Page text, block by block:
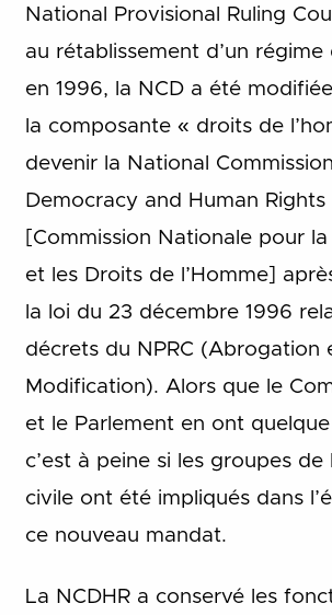
National Provisional Ruling
au rétablissement d’un
en 1996, la NCD a été
la composante « droits de
devenir la National
Democracy and Human Rights
[Commission Nationale pour
et les Droits de l’Homme]
la loi du 23 décembre 1996
décrets du NPRC (Abrogation
Modification). Alors que le
et le Parlement en ont
c’est à peine si les groupes de
civile ont été impliqués dans
ce nouveau mandat.
La NCDHR a conservé les